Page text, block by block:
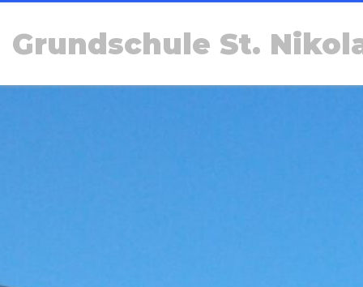
Grundschule St.